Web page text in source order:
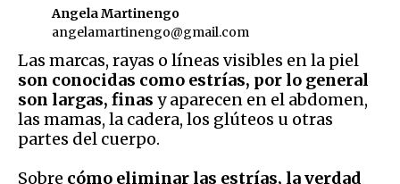
Angela Martinengo
angelamartinengo@gmail.com
Las marcas, rayas o líneas visibles en la piel
son conocidas como estrías, por lo general
son largas, finas y aparecen en el abdomen,
las mamas, la cadera, los glúteos u otras
partes del cuerpo.
Sobre cómo eliminar las estrías, la verdad